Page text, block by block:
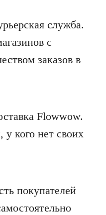
служба.
с
заказов в
Flowwow.
у кого нет своих
покупателей